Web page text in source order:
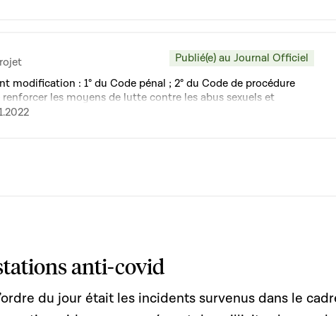
Publié(e) au Journal Officiel
modification : 1° du Code pénal ; 2° du Code de procédure
renforcer les moyens de lutte contre les abus sexuels et
des mineurs
anti-covid
du jour était les incidents survenus dans le